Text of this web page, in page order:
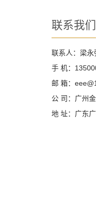
联系我们
联系人：梁永
手 机：
邮 箱：
公 司：广州
地 址：广东